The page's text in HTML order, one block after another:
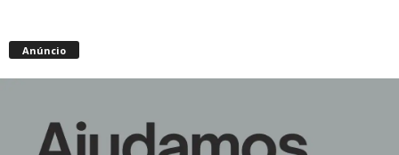
Anúncio